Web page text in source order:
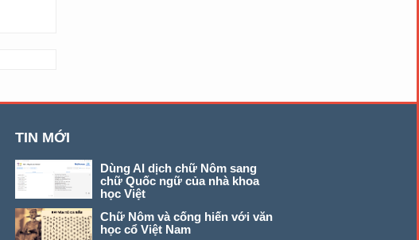
TIN MỚI
Dùng AI dịch chữ Nôm sang
chữ Quốc ngữ của nhà khoa
học Việt
Chữ Nôm và cống hiến với văn
học cổ Việt Nam